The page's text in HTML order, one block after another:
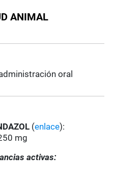
ANIMAL
oral
(enlace):
mg
activas: